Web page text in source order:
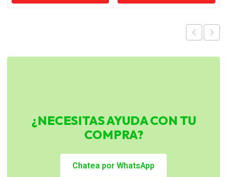
era:
es:
era:
es:
¿NECESITAS AYUDA CON TU
COMPRA?
Chatea por WhatsApp